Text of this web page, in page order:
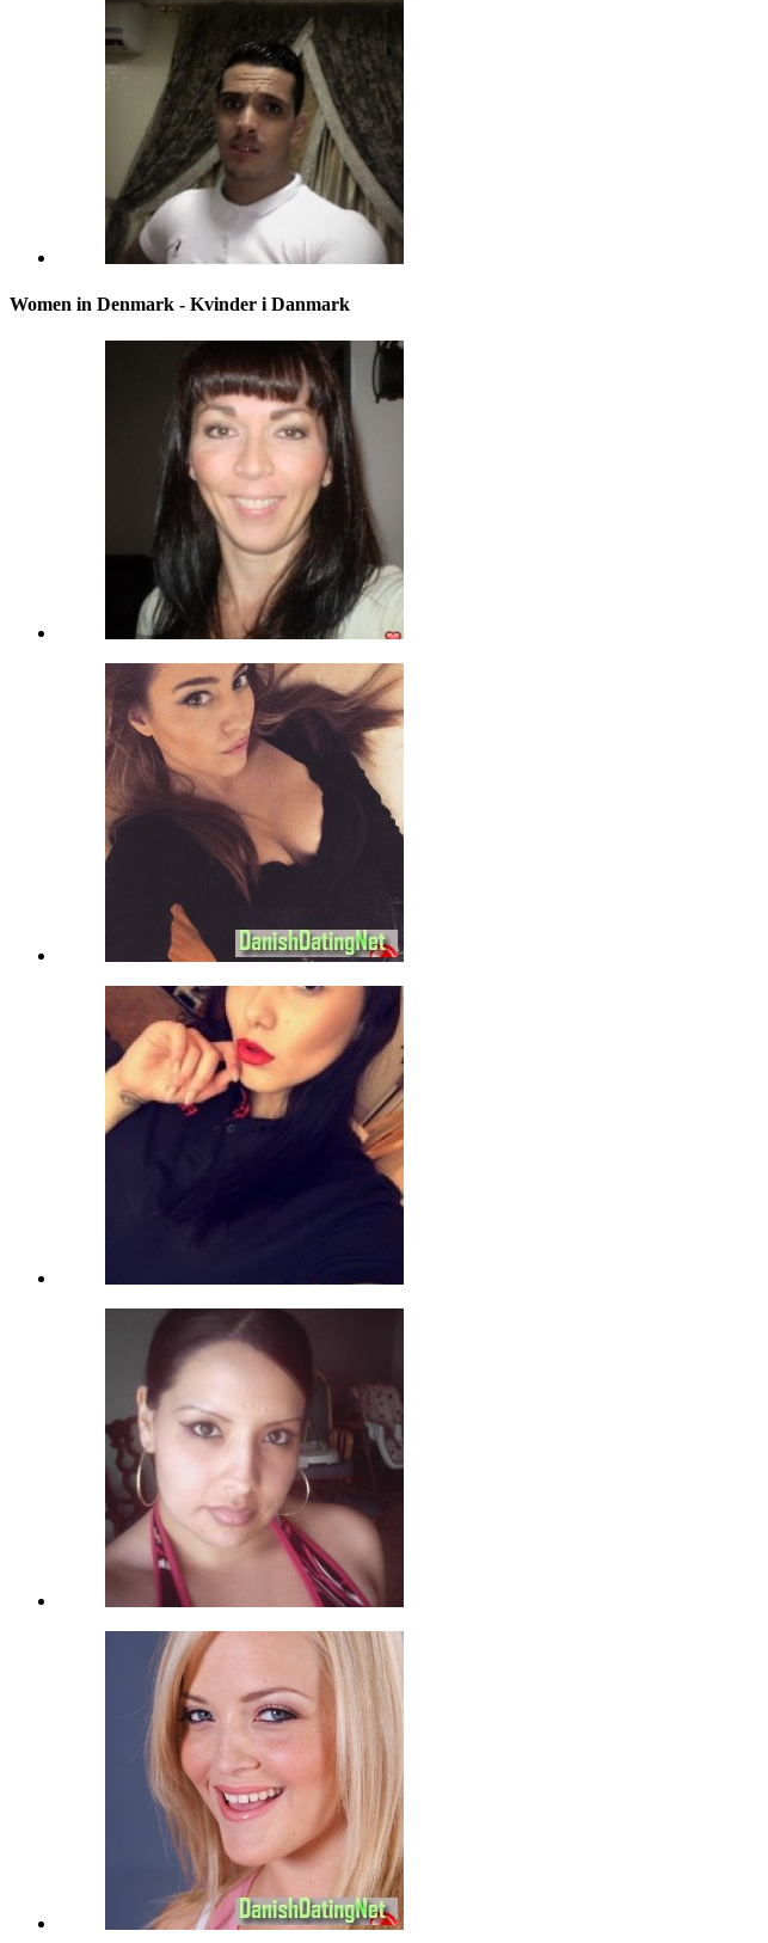
Women in Denmark - Kvinder i Danmark